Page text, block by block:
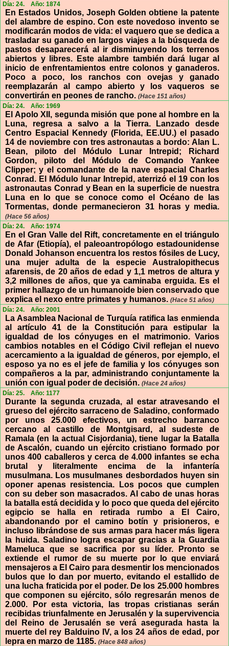
Día: 24.
Año: 1874
En Estados Unidos, Joseph Golden obtiene la patente
del alambre de espino. Con este novedoso invento se
modificarán modos de vida: el vaquero que se dedica a
trasladar su ganado en largos viajes a la búsqueda de
pastos desaparecerá al ir disminuyendo los terrenos
abiertos y libres. Este alambre también dará lugar al
inicio de enfrentamientos entre colonos y ganaderos.
Poco a poco, los ranchos con ovejas y ganado
reemplazarán al campo abierto y los vaqueros se
convertirán en peones de rancho. (Hace 151 años)
Día: 24.
Año: 1969
El Apolo XII, segunda misión que pone al hombre en la
Luna, regresa a salvo a la Tierra. Lanzado desde
Centro Espacial Kennedy (Florida, EE.UU.) el pasado
14 de noviembre con tres astronautas a bordo: Alan L.
Bean, piloto del Módulo Lunar Intrepid; Richard
Gordon, piloto del Módulo de Comando Yankee
Clipper; y el comandante de la nave espacial Charles
Conrad. El Módulo lunar Intrepid, aterrizó el 19 con los
astronautas Conrad y Bean en la superficie de nuestra
Luna en lo que se conoce como el Océano de las
Tormentas, donde permanecieron 31 horas y media.
(Hace 56 años)
Día: 24.
Año: 1974
En el Gran Valle del Rift, concretamente en el triángulo
de Afar (Etiopía), el paleoantropólogo estadounidense
Donald Johanson encuentra los restos fósiles de Lucy,
una mujer adulta de la especie Australopithecus
afarensis, de 20 años de edad y 1,1 metros de altura y
3,2 millones de años, que ya caminaba erguida. Es el
primer hallazgo de un humanoide bien conservado que
explica el nexo entre primates y humanos. (Hace 51 años)
Día: 24.
Año: 2001
La Asamblea Nacional de Turquía ratifica las enmienda
al artículo 41 de la Constitución para estipular la
igualdad de los cónyuges en el matrimonio. Varios
cambios notables en el Código Civil reflejan el nuevo
acercamiento a la igualdad de géneros, por ejemplo, el
esposo ya no es el jefe de familia y los cónyuges son
compañeros a la par, administrando conjuntamente la
unión con igual poder de decisión. (Hace 24 años)
Día: 25.
Año: 1177
Durante la segunda cruzada, al estar atravesando el
grueso del ejército sarraceno de Saladino, conformado
por unos 25.000 efectivos, un estrecho barranco
cercano al castillo de Montgisard, al sudeste de
Ramala (en la actual Cisjordania), tiene lugar la Batalla
de Ascalón, cuando un ejército cristiano formado por
unos 400 caballeros y cerca de 4.000 infantes se echa
brutal y literalmente encima de la infantería
musulmana. Los musulmanes desbordados huyen sin
oponer apenas resistencia. Los pocos que cumplen
con su deber son masacrados. Al cabo de unas horas
la batalla está decidida y lo poco que queda del ejército
egipcio se halla en retirada rumbo a El Cairo,
abandonando por el camino botín y prisioneros, e
incluso librándose de sus armas para hacer más ligera
la huida. Saladino logra escapar gracias a la Guardia
Mameluca que se sacrifica por su líder. Pronto se
extiende el rumor de su muerte por lo que enviará
mensajeros a El Cairo para desmentir los mencionados
bulos que lo dan por muerto, evitando el estallido de
una lucha fraticida por el poder. De los 25.000 hombres
que componen su ejército, sólo regresarán menos de
2.000. Por esta victoria, las tropas cristianas serán
recibidas triunfalmente en Jerusalén y la supervivencia
del Reino de Jerusalén se verá asegurada hasta la
muerte del rey Balduino IV, a los 24 años de edad, por
lepra en marzo de 1185. (Hace 848 años)